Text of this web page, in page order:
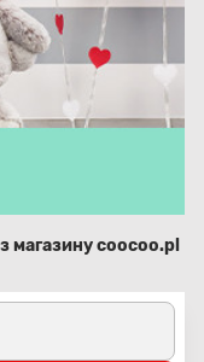
магазину coocoo.pl